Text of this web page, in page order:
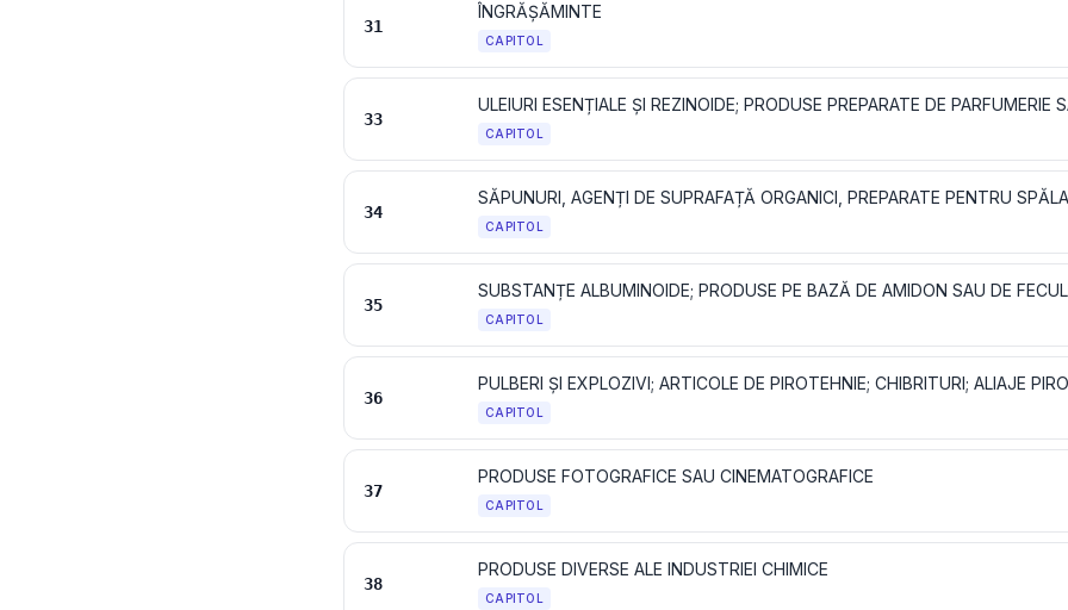
31
ÎNGRĂȘĂMINTE
CAPITOL
33
CAPITOL
34
CAPITOL
35
CAPITOL
36
CAPITOL
37
PRODUSE FOTOGRAFICE SAU CINEMATOGRAFICE
CAPITOL
38
PRODUSE DIVERSE ALE INDUSTRIEI CHIMICE
CAPITOL